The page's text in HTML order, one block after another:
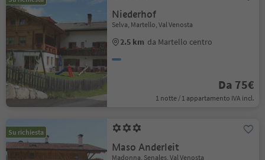
Niederhof
Selva, Martello, Val Venosta
2.5 km da Martello centro
Da 75€
1 notte / 1 appartamento IVA incl.
Su richiesta
Maso Anderleit
Madonna, Senales, Val Venosta